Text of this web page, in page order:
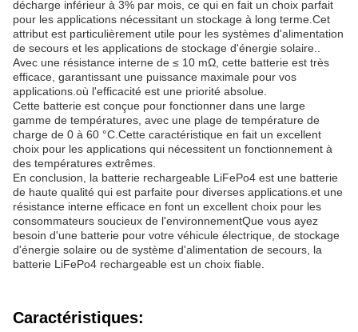
décharge inférieur à 3% par mois, ce qui en fait un choix parfait
pour les applications nécessitant un stockage à long terme.Cet
attribut est particulièrement utile pour les systèmes d'alimentation
de secours et les applications de stockage d'énergie solaire..
Avec une résistance interne de ≤ 10 mΩ, cette batterie est très
efficace, garantissant une puissance maximale pour vos
applications.où l'efficacité est une priorité absolue.
Cette batterie est conçue pour fonctionner dans une large
gamme de températures, avec une plage de température de
charge de 0 à 60 °C.Cette caractéristique en fait un excellent
choix pour les applications qui nécessitent un fonctionnement à
des températures extrêmes.
En conclusion, la batterie rechargeable LiFePo4 est une batterie
de haute qualité qui est parfaite pour diverses applications.et une
résistance interne efficace en font un excellent choix pour les
consommateurs soucieux de l'environnementQue vous ayez
besoin d'une batterie pour votre véhicule électrique, de stockage
d'énergie solaire ou de système d'alimentation de secours, la
batterie LiFePo4 rechargeable est un choix fiable.
Caractéristiques: